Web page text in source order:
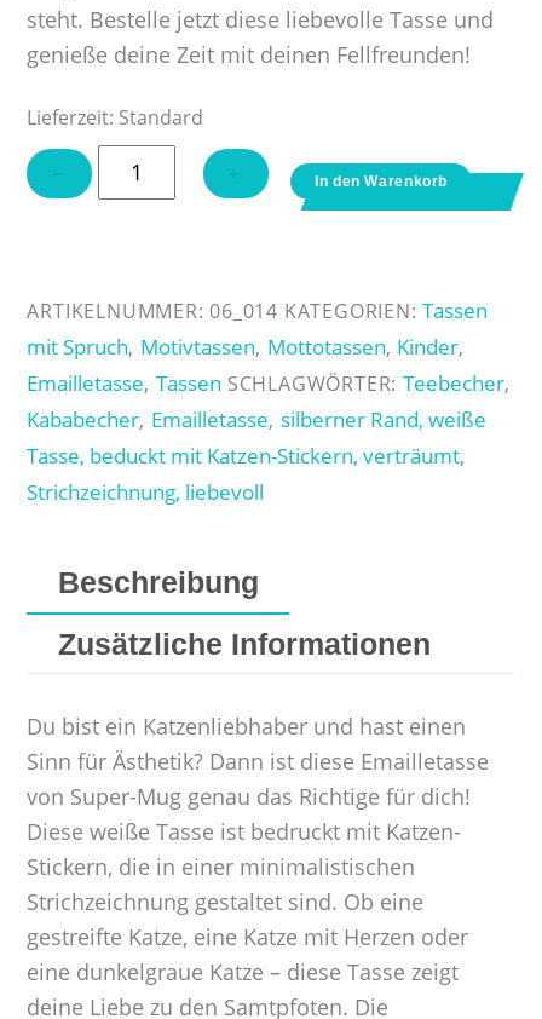
steht. Bestelle jetzt diese liebevolle Tasse und
genieße deine Zeit mit deinen Fellfreunden!
Lieferzeit: Standard
−
Emailletasse
Sticker
+ In den Warenkorb
ARTIKELNUMMER: 06_014 KATEGORIEN:Tassen
mit Spruch, Motivtassen, Mottotassen, Kinder,
Emailletasse, Tassen SCHLAGWÖRTER: Teebecher,
Kababecher, Emailletasse, silberner Rand, weiße
Tasse, beduckt mit Katzen-Stickern, verträumt,
Strichzeichnung, liebevoll
Beschreibung
Zusätzliche Informationen
Du bist ein Katzenliebhaber und hast einen
Sinn für Ästhetik? Dann ist diese Emailletasse
von Super-Mug genau das Richtige für dich!
Diese weiße Tasse ist bedruckt mit Katzen-
Stickern, die in einer minimalistischen
Strichzeichnung gestaltet sind. Ob eine
gestreifte Katze, eine Katze mit Herzen oder
eine dunkelgraue Katze – diese Tasse zeigt
deine Liebe zu den Samtpfoten. Die